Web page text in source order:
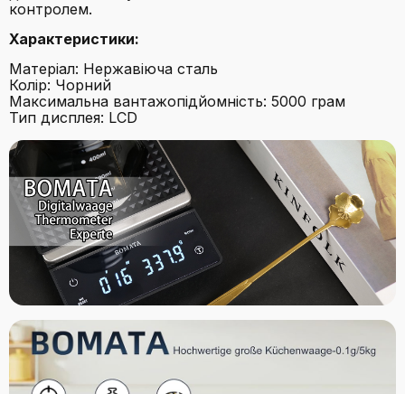
контролем.
Характеристики:
Матеріал: Нержавіюча сталь
Колір: Чорний
Максимальна вантажопідйомність: 5000 грам
Тип дисплея: LCD